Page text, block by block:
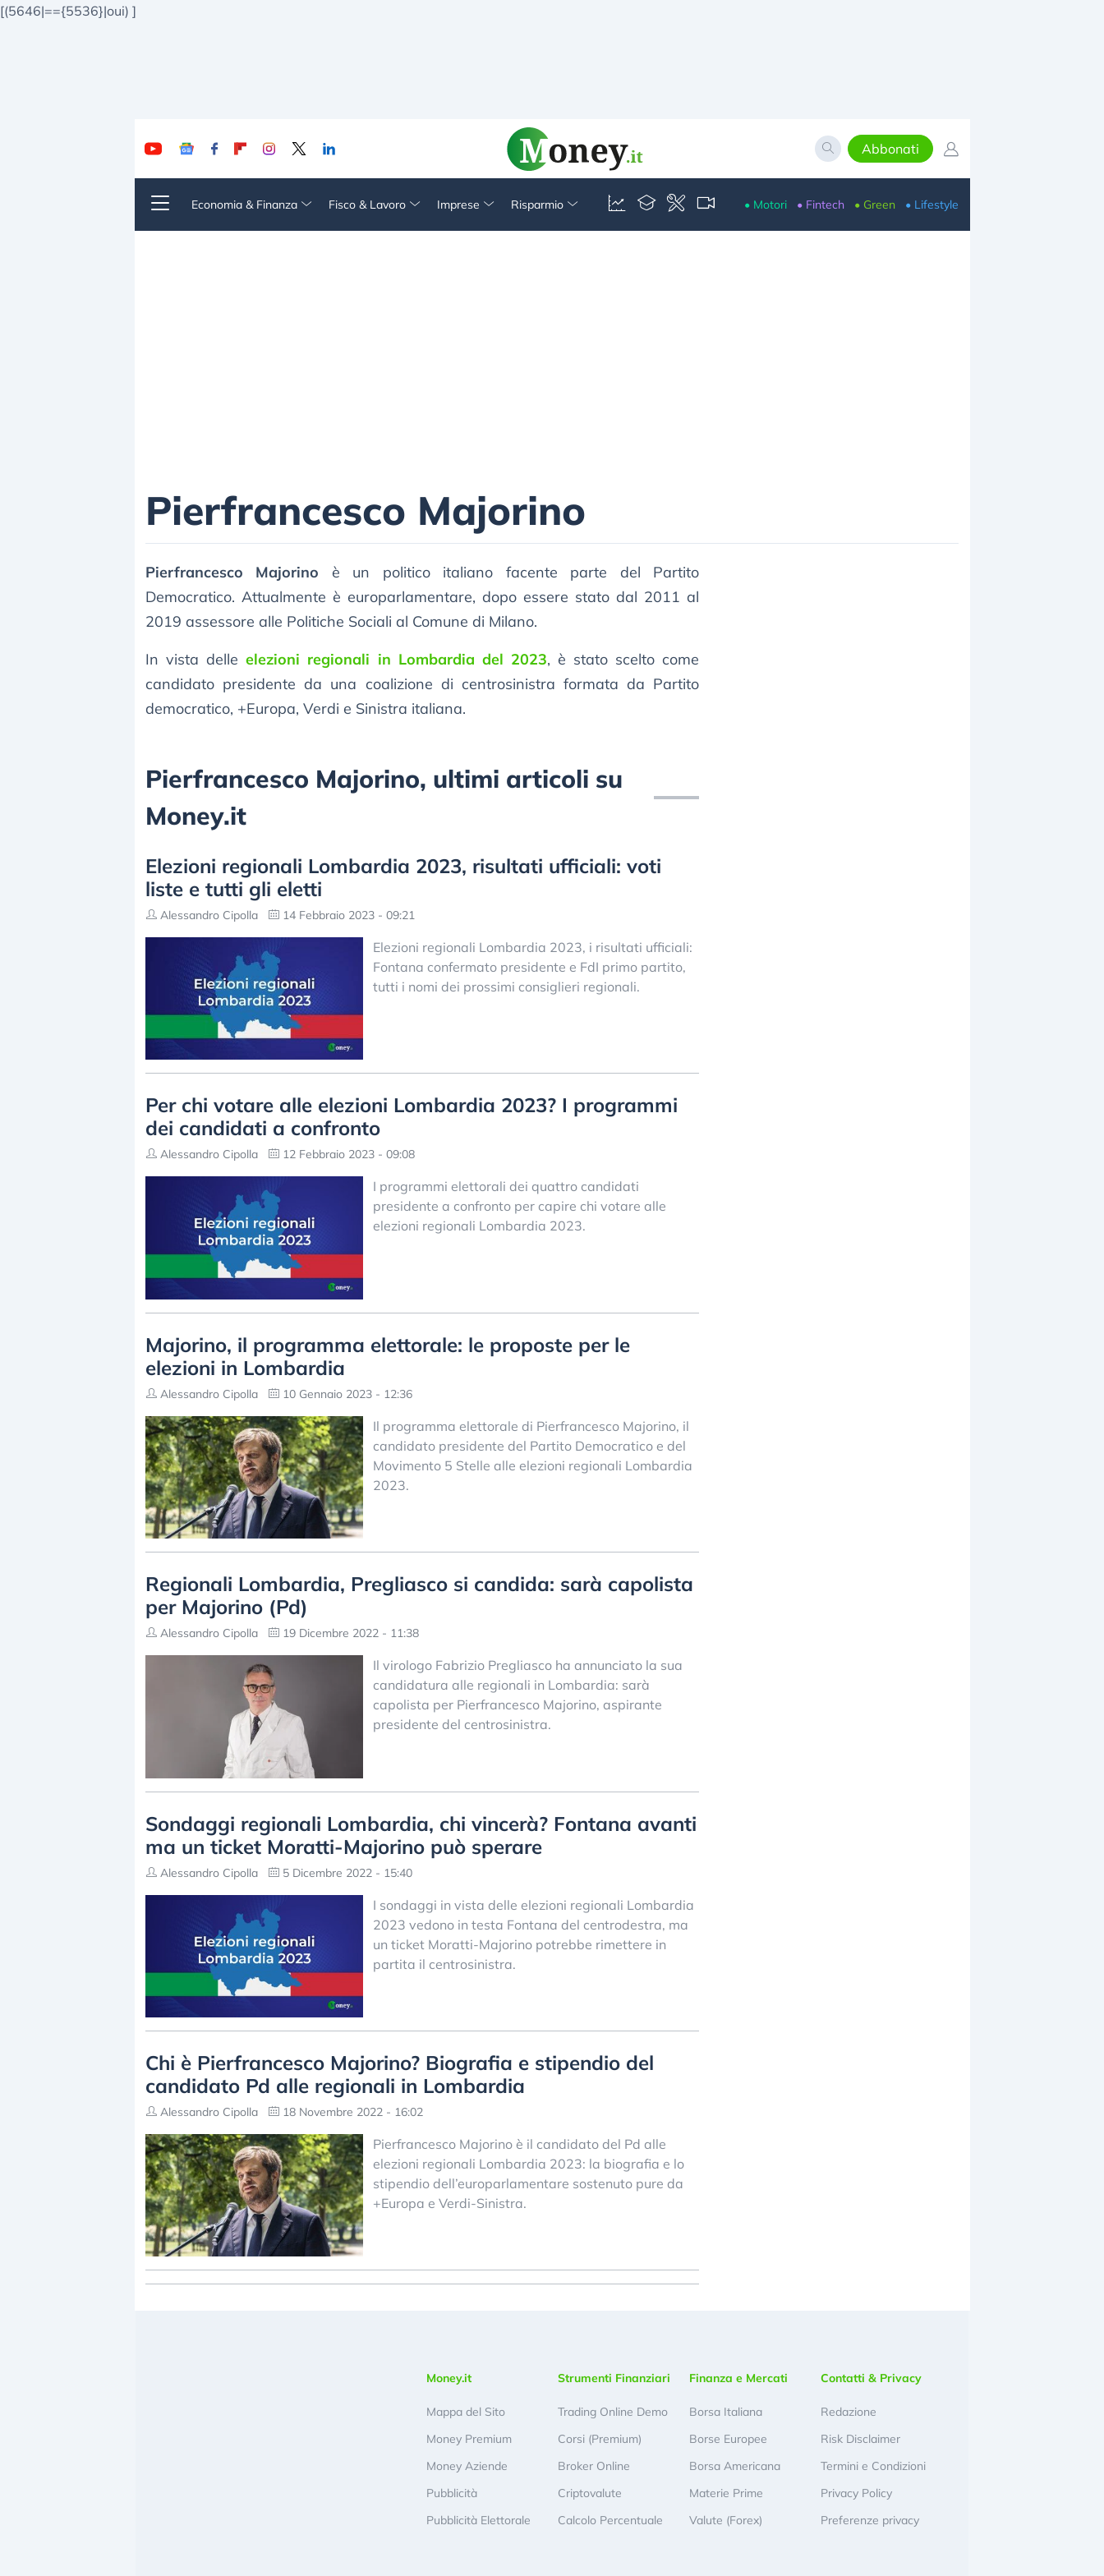
[(5646|=={5536}|oui) ]
Abbonati
Economia & Finanza Fisco & Lavoro Imprese Risparmio • Motori • Fintech • Green • Lifestyle
Pierfrancesco Majorino
Pierfrancesco Majorino è un politico italiano facente parte del Partito
Democratico. Attualmente è europarlamentare, dopo essere stato dal 2011 al
2019 assessore alle Politiche Sociali al Comune di Milano.
In vista delleelezioni regionali in Lombardia del 2023, è stato scelto come
candidato presidente da una coalizione di centrosinistra formata da Partito
democratico, +Europa, Verdi e Sinistra italiana.
Pierfrancesco Majorino, ultimi articoli su
Money.it
Elezioni regionali Lombardia 2023, risultati ufficiali: voti
liste e tutti gli eletti
Alessandro Cipolla 14 Febbraio 2023 - 09:21
Elezioni regionali Lombardia 2023, i risultati ufficiali:
Fontana confermato presidente e FdI primo partito,
tutti i nomi dei prossimi consiglieri regionali.
Per chi votare alle elezioni Lombardia 2023? I programmi
dei candidati a confronto
Alessandro Cipolla 12 Febbraio 2023 - 09:08
I programmi elettorali dei quattro candidati
presidente a confronto per capire chi votare alle
elezioni regionali Lombardia 2023.
Majorino, il programma elettorale: le proposte per le
elezioni in Lombardia
Alessandro Cipolla 10 Gennaio 2023 - 12:36
Il programma elettorale di Pierfrancesco Majorino, il
candidato presidente del Partito Democratico e del
Movimento 5 Stelle alle elezioni regionali Lombardia
2023.
Regionali Lombardia, Pregliasco si candida: sarà capolista
per Majorino (Pd)
Alessandro Cipolla 19 Dicembre 2022 - 11:38
Il virologo Fabrizio Pregliasco ha annunciato la sua
candidatura alle regionali in Lombardia: sarà
capolista per Pierfrancesco Majorino, aspirante
presidente del centrosinistra.
Sondaggi regionali Lombardia, chi vincerà? Fontana avanti
ma un ticket Moratti-Majorino può sperare
Alessandro Cipolla 5 Dicembre 2022 - 15:40
I sondaggi in vista delle elezioni regionali Lombardia
2023 vedono in testa Fontana del centrodestra, ma
un ticket Moratti-Majorino potrebbe rimettere in
partita il centrosinistra.
Chi è Pierfrancesco Majorino? Biografia e stipendio del
candidato Pd alle regionali in Lombardia
Alessandro Cipolla 18 Novembre 2022 - 16:02
Pierfrancesco Majorino è il candidato del Pd alle
elezioni regionali Lombardia 2023: la biografia e lo
stipendio dell’europarlamentare sostenuto pure da
+Europa e Verdi-Sinistra.
Money.it
Mappa del Sito
Money Premium
Money Aziende
Pubblicità
Pubblicità Elettorale
Strumenti Finanziari
Trading Online Demo
Corsi (Premium)
Broker Online
Criptovalute
Calcolo Percentuale
Finanza e Mercati
Borsa Italiana
Borse Europee
Borsa Americana
Materie Prime
Valute (Forex)
Contatti & Privacy
Redazione
Risk Disclaimer
Termini e Condizioni
Privacy Policy
Preferenze privacy